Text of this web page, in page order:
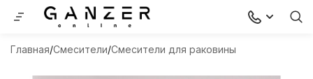
Главная Смесители Смесители для раковины